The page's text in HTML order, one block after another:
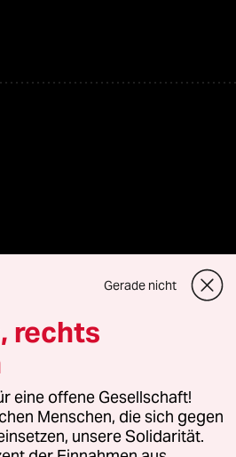
GmbH
Fragen oder für Genehmigungen
Gerade nicht
rechts
eine offene Gesellschaft!
Menschen, die sich gegen
unsere Solidarität.